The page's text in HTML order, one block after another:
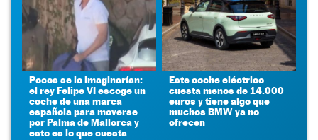
Pocos se lo imaginarían:
el rey Felipe VI escoge un
coche de una marca
española para moverse
por Palma de Mallorca y
esto es lo que cuesta
Este coche eléctrico
cuesta menos de 14.000
euros y tiene algo que
muchos BMW ya no
ofrecen